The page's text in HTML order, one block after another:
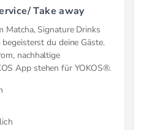
Take away
Matcha, Signature Drinks
du deine Gäste.
nachhaltige
App stehen für YOKOS®.